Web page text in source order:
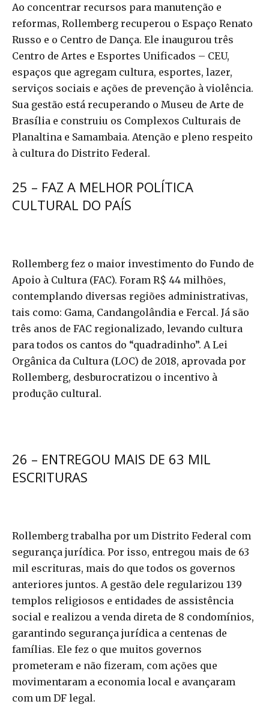
Ao concentrar recursos para manutenção e
reformas, Rollemberg recuperou o Espaço Renato
Russo e o Centro de Dança. Ele inaugurou três
Centro de Artes e Esportes Unificados – CEU,
espaços que agregam cultura, esportes, lazer,
serviços sociais e ações de prevenção à violência.
Sua gestão está recuperando o Museu de Arte de
Brasília e construiu os Complexos Culturais de
Planaltina e Samambaia. Atenção e pleno respeito
à cultura do Distrito Federal.
25 – FAZ A MELHOR POLÍTICA
CULTURAL DO PAÍS
Rollemberg fez o maior investimento do Fundo de
Apoio à Cultura (FAC). Foram R$ 44 milhões,
contemplando diversas regiões administrativas,
tais como: Gama, Candangolândia e Fercal. Já são
três anos de FAC regionalizado, levando cultura
para todos os cantos do “quadradinho”. A Lei
Orgânica da Cultura (LOC) de 2018, aprovada por
Rollemberg, desburocratizou o incentivo à
produção cultural.
26 – ENTREGOU MAIS DE 63 MIL
ESCRITURAS
Rollemberg trabalha por um Distrito Federal com
segurança jurídica. Por isso, entregou mais de 63
mil escrituras, mais do que todos os governos
anteriores juntos. A gestão dele regularizou 139
templos religiosos e entidades de assistência
social e realizou a venda direta de 8 condomínios,
garantindo segurança jurídica a centenas de
famílias. Ele fez o que muitos governos
prometeram e não fizeram, com ações que
movimentaram a economia local e avançaram
com um DF legal.